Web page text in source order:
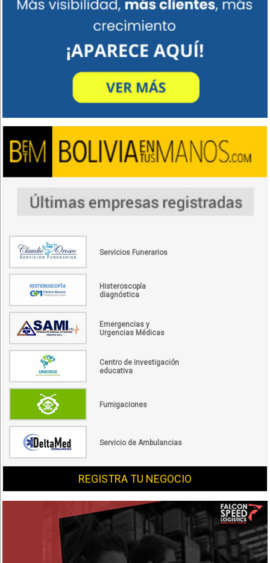
Servicios Funerarios
Histeroscopía
diagnóstica
Emergencias y
Urgencias Médicas
Centro de investigación
educativa
Fumigaciones
Servicio de Ambulancias
REGISTRA TU NEGOCIO